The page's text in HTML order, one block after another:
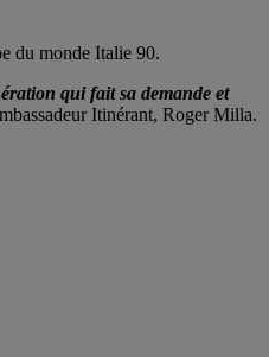
du monde Italie 90.
qui fait sa demande et
Itinérant, Roger Milla.